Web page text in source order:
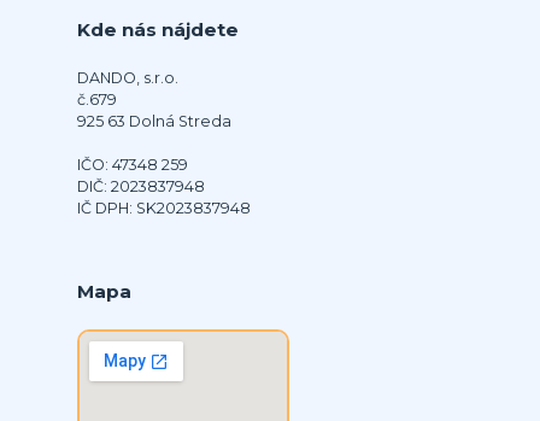
Kde nás nájdete
DANDO, s.r.o.
č.679
925 63 Dolná Streda
IČO: 47348 259
DIČ: 2023837948
IČ DPH: SK2023837948
Mapa